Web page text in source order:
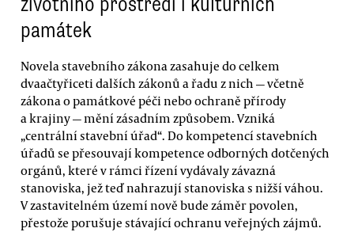
památek
Novela stavebního zákona zasahuje do celkem
dvaačtyřiceti dalších zákonů a řadu z nich — včetně
zákona o památkové péči nebo ochraně přírody
a krajiny — mění zásadním způsobem. Vzniká
„centrální stavební úřad“. Do kompetencí stavebních
úřadů se přesouvají kompetence odborných dotčených
orgánů, které v rámci řízení vydávaly závazná
stanoviska, jež teď nahrazují stanoviska s nižší váhou.
V zastavitelném území nově bude záměr povolen,
přestože porušuje stávající ochranu veřejných zájmů.